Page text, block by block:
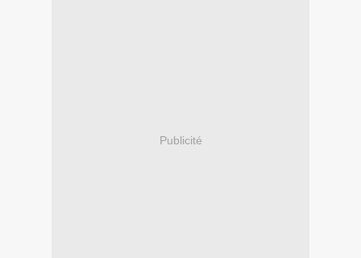
Publicité